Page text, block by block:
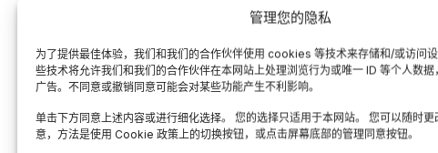
管理您的隐私
为了提供最佳体验，我们和我们的合作伙伴使用 cookies 等技术来存储和/或访问
些技术将允许我们和我们的合作伙伴在本网站上处理浏览行为或唯一 ID 等个人数
广告。不同意或撤销同意可能会对某些功能产生不利影响。
单击下方同意上述内容或进行细化选择。 您的选择只适用于本网站。 您可以随时
意，方法是使用 Cookie 政策上的切换按钮，或点击屏幕底部的管理同意按钮。
seguito di devastanti terremoti. La struttura
ricostruzioni che hanno integrato elementi di
affascinante collage di stili artistici.
All’interno della Cattedrale, i visitatori possono
che vanno daicapolavori bizantini a quelli